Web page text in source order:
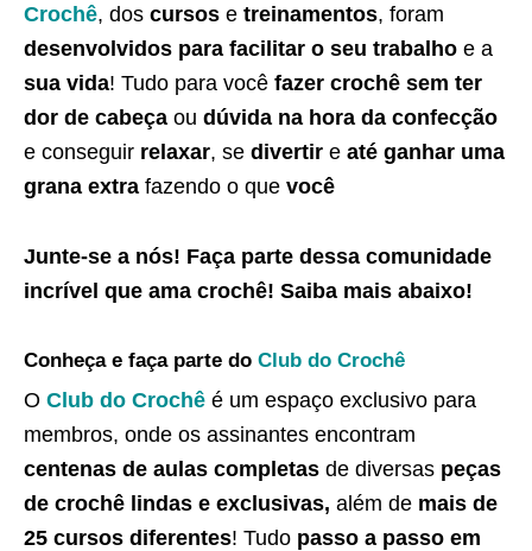
Crochê, dos cursos e treinamentos, foram
desenvolvidos para facilitar o seu trabalho e a
sua vida! Tudo para você fazer crochê sem ter
dor de cabeça ou dúvida na hora da confecção
e conseguir relaxar, se divertir e até ganhar uma
grana extra fazendo o que você
Junte-se a nós! Faça parte dessa comunidade
incrível que ama crochê! Saiba mais abaixo!
Conheça e faça parte do Club do Crochê
O Club do Crochê é um espaço exclusivo para
membros, onde os assinantes encontram
centenas de aulas completas de diversas peças
de crochê lindas e exclusivas, além de mais de
25 cursos diferentes! Tudo passo a passo em